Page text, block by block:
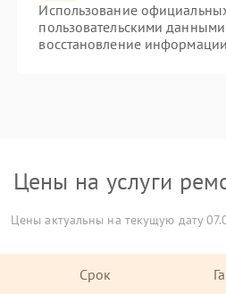
Использование
пользовательскими
восстановление
Цены на услуги
Цены актуальны на текущую дату
Срок